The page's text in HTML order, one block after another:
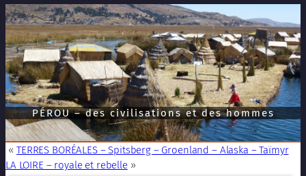
PÉROU – des civilisations et des hommes
«TERRES BORÉALES – Spitsberg – Groenland – Alaska – Taïmyr
LA LOIRE – royale et rebelle»